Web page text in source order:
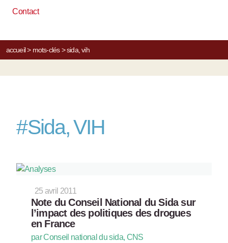
Contact
accueil> mots-clés> sida, vih
#Sida, VIH
25 avril 2011
Note du Conseil National du Sida sur
l’impact des politiques des drogues
en France
par Conseil national du sida, CNS